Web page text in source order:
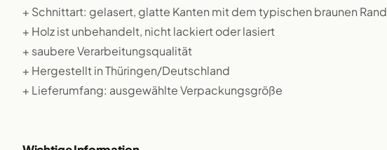
+ Schnittart: gelasert, glatte Kanten mit dem typischen braunen Rand
+ Holz ist unbehandelt, nicht lackiert oder lasiert
+ saubere Verarbeitungsqualität
+ Hergestellt in Thüringen/Deutschland
+ Lieferumfang: ausgewählte Verpackungsgröße